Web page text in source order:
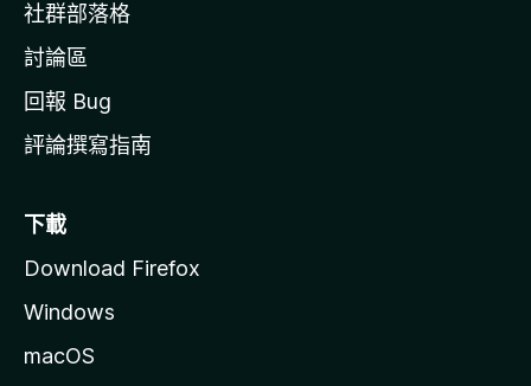
社群部落格
討論區
回報 Bug
評論撰寫指南
下載
Download Firefox
Windows
macOS